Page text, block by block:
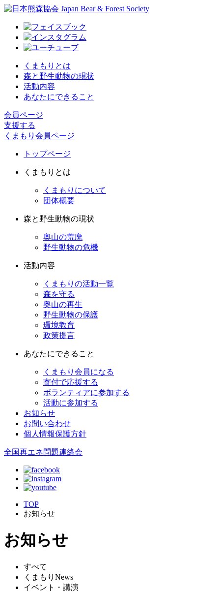
くまもりとは
森と野生動物の現状
活動内容
あなたにできること
会員ページ
支援する
くまもり会員ページ
トップページ
くまもりとは
くまもりについて
団体概要
森と野生動物の現状
奥山の荒廃
野生動物の危機
活動内容
くまもりの活動一覧
森を守る
奥山の再生
野生動物の保護
環境教育
政策提言
あなたにできること
くまもり会員になる
寄付で応援する
ボランティアに参加する
活動に参加する
お知らせ
お問い合わせ
個人情報保護方針
全国再エネ問題連絡会
TOP
お知らせ
お知らせ
すべて
くまもりNews
イベント・講演